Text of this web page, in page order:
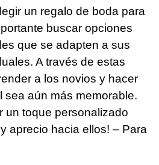
un regalo de boda para
buscar opciones
que se adapten a sus
A través de estas
a los novios y hacer
sea aún más memorable.
un toque personalizado
aprecio hacia ellos! – Para